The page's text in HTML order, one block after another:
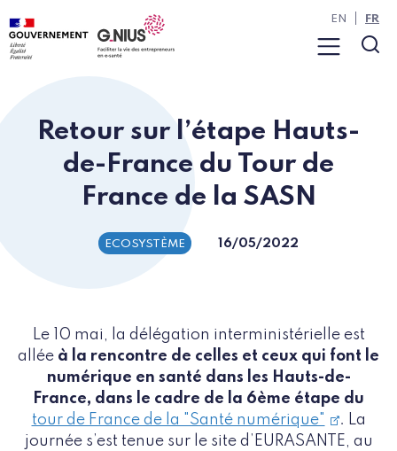
Panneau de gestion des cookies
Aller au contenu
Aller à la navigation
Menu
EN FR
Retour sur l’étape Hauts-
de-France du Tour de
France de la SASN
ECOSYSTÈME 16/05/2022
Le 10 mai, la délégation interministérielle est
allée à la rencontre de celles et ceux qui font le
numérique en santé dans les Hauts-de-
France, dans le cadre de la 6ème étape du
tour de France de la "Santé numérique"
. La
journée s’est tenue sur le site d’EURASANTE, au